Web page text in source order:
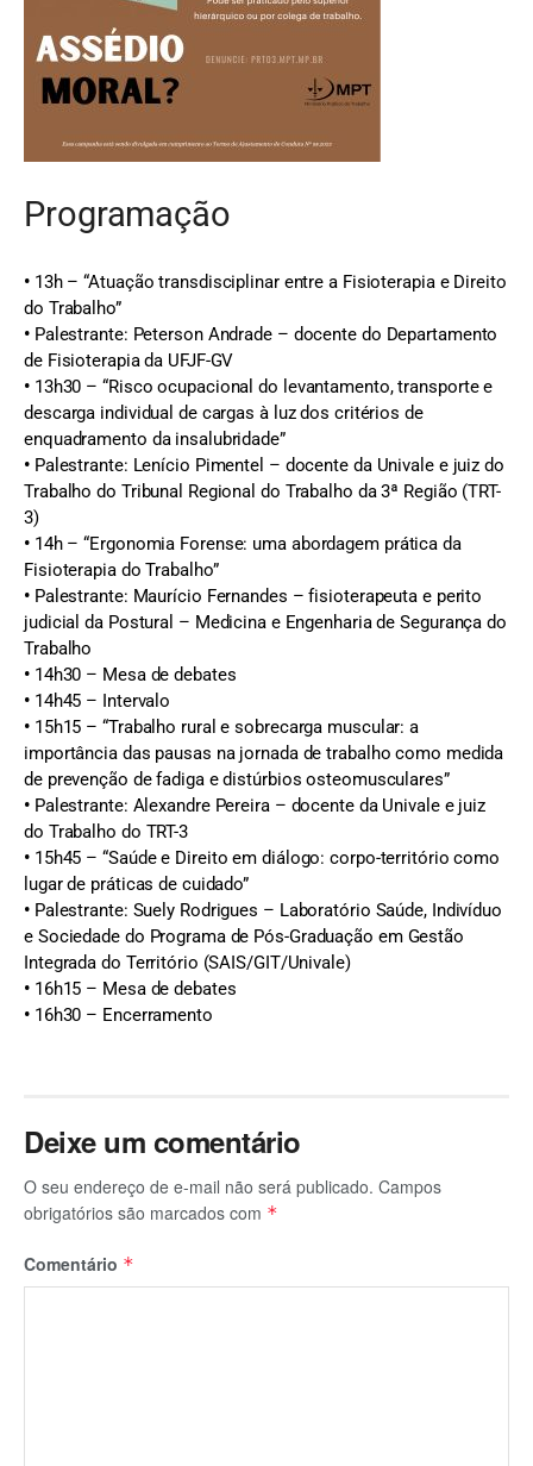
Programação
• 13h – “Atuação transdisciplinar entre a Fisioterapia e Direito
do Trabalho”
•Palestrante: Peterson Andrade – docente do Departamento
de Fisioterapia da UFJF-GV
•13h30 – “Risco ocupacional do levantamento, transporte e
descarga individual de cargas à luz dos critérios de
enquadramento da insalubridade”
• Palestrante: Lenício Pimentel – docente da Univale e juiz do
Trabalho do Tribunal Regional do Trabalho da 3ª Região (TRT-
3)
•14h – “Ergonomia Forense: uma abordagem prática da
Fisioterapia do Trabalho”
• Palestrante: Maurício Fernandes – fisioterapeuta e perito
judicial da Postural – Medicina e Engenharia de Segurança do
Trabalho
•14h30 – Mesa de debates
•14h45 – Intervalo
•15h15 – “Trabalho rural e sobrecarga muscular: a
importância das pausas na jornada de trabalho como medida
de prevenção de fadiga e distúrbios osteomusculares”
•Palestrante: Alexandre Pereira – docente da Univale e juiz
do Trabalho do TRT-3
•15h45 – “Saúde e Direito em diálogo: corpo-território como
lugar de práticas de cuidado”
•Palestrante: Suely Rodrigues – Laboratório Saúde, Indivíduo
e Sociedade do Programa de Pós-Graduação em Gestão
Integrada do Território (SAIS/GIT/Univale)
• 16h15 – Mesa de debates
•16h30 – Encerramento
Deixe um comentário
O seu endereço de e-mail não será publicado. Campos
obrigatórios são marcados com *
Comentário *